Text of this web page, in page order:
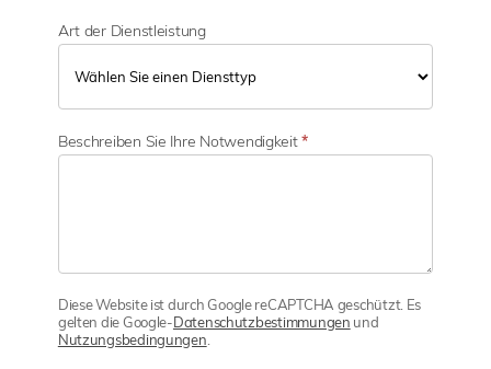
Art der Dienstleistung
Beschreiben Sie Ihre Notwendigkeit*
Diese Website ist durch Google reCAPTCHA geschützt. Es
gelten die Google-Datenschutzbestimmungen und
Nutzungsbedingungen